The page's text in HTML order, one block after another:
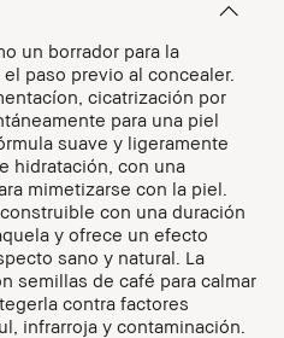
un borrador para la
paso previo al concealer.
cicatrización por
para una piel
suave y ligeramente
hidratación, con una
mimetizarse con la piel.
con una duración
y ofrece un efecto
sano y natural. La
semillas de café para calmar
contra factores
infrarroja y contaminación.